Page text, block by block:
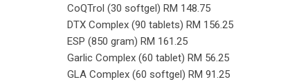
CoQTrol (30 softgel) RM 148.75
DTX Complex (90 tablets) RM 156.25
ESP (850 gram) RM 161.25
Garlic Complex (60 tablet) RM 56.25
GLA Complex (60 softgel) RM 91.25